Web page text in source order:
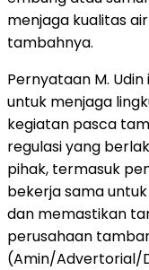
menjaga kualitas
tambahnya.
Pernyataan M.
untuk menjaga
kegiatan pasca
regulasi yang
pihak, termasuk
bekerja sama
dan memastikan
perusahaan
(Amin/Advertorial/